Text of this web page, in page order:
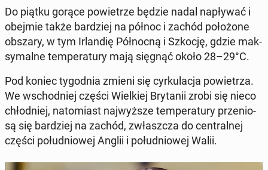
Do piątku gorące po­wie­trze będzie nadal na­pły­wać i
obejmie także bar­dziej na północ i zachód po­ło­żo­ne
obszary, w tym Ir­lan­dię Pół­noc­ną i Szkocję, gdzie mak­
sy­mal­ne tem­pe­ra­tu­ry mają sięgnąć około 28–29°C.
Pod koniec ty­go­dnia zmieni się cyr­ku­la­cja po­wie­trza.
We wschod­niej części Wiel­kiej Bry­ta­nii zrobi się nieco
chłod­niej, na­to­miast naj­wyż­sze tem­pe­ra­tu­ry prze­nio­
są się bar­dziej na zachód, zwłasz­cza do cen­tral­nej
części po­łu­dnio­wej Anglii i po­łu­dnio­wej Walii.